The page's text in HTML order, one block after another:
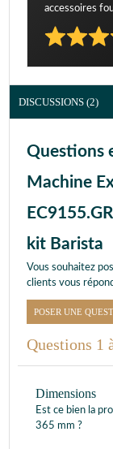
accessoires
DISCUSSIONS (2)
Questions
Machine
kit Barista
Vous souhaitez
clients vous
POSER UNE
Questions 1
Dimensions
Est ce bien la
365 mm ?